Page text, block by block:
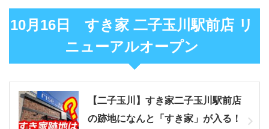
10月16日 すき家 二子玉川駅前店 リ
ニューアルオープン
【二子玉川】すき家二子玉川駅前店
の跡地になんと「すき家」が入る！